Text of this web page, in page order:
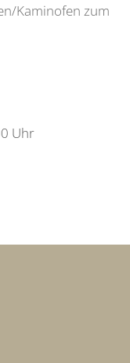
Kaminofen zum
Uhr